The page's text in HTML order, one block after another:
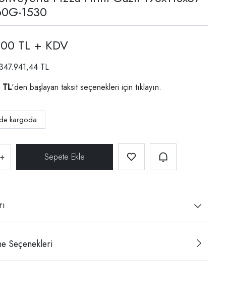
1530
TL + KDV
TL
'den başlayan taksit seçenekleri için tıklayın.
kargoda
+
Seçenekleri